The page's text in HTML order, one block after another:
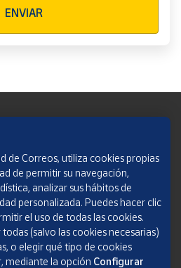
ENVIAR
de Correos, utiliza cookies propias
de permitir su navegación,
analizar sus hábitos de
personalizada. Puedes hacer clic
el uso de todas las cookies.
(salvo las cookies necesarias)
o elegir qué tipo de cookies
mediante la opción Configurar